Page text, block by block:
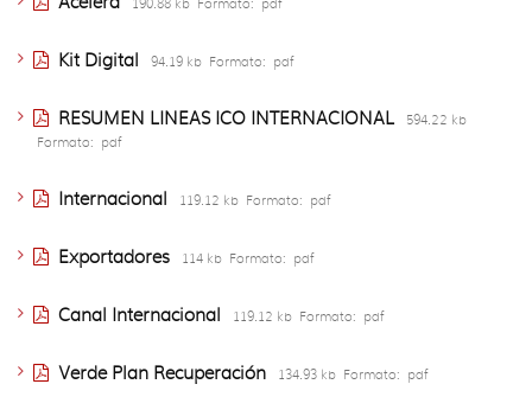
190.88 kb Formato: pdf
Kit Digital 94.19 kb Formato: pdf
RESUMEN LINEAS ICO INTERNACIONAL
594.22 kb
Formato:
pdf
Internacional 119.12 kb Formato: pdf
Exportadores 114 kb Formato: pdf
Canal Internacional 119.12 kb Formato: pdf
Verde Plan Recuperación 134.93 kb Formato: pdf